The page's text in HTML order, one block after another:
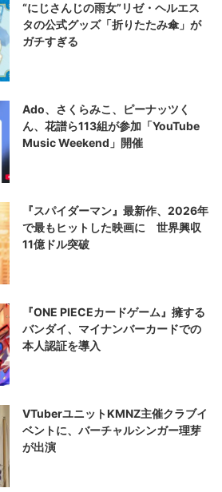
“にじさんじの雨女”リゼ・ヘルエス
タの公式グッズ「折りたたみ傘」が
ガチすぎる
Ado、さくらみこ、ピーナッツく
ん、花譜ら113組が参加「YouTube
Music Weekend」開催
『スパイダーマン』最新作、2026年
で最もヒットした映画に 世界興収
11億ドル突破
『ONE PIECEカードゲーム』擁する
バンダイ、マイナンバーカードでの
本人認証を導入
VTuberユニットKMNZ主催クラブイ
ベントに、バーチャルシンガー理芽
が出演